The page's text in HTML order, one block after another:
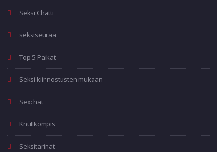
Seksi Chatti
seksiseuraa
Top 5 Paikat
Seksi kiinnostusten mukaan
Sexchat
Knullkompis
Seksitarinat